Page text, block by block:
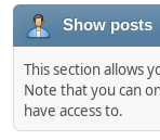
Show posts
This section allows
Note that you can
have access to.